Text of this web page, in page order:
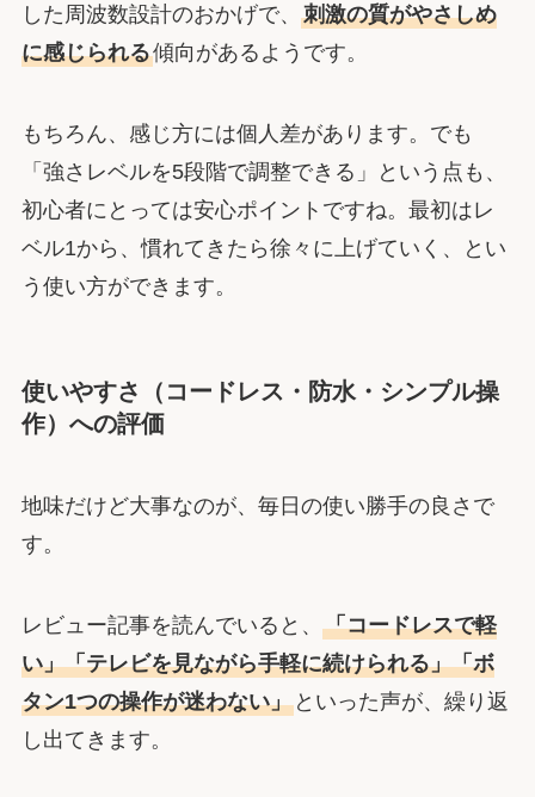
した周波数設計のおかげで、 刺激の質がやさしめ
に感じられる傾向があるようです。
もちろん、感じ方には個人差があります。でも
「強さレベルを5段階で調整できる」という点も、
初心者にとっては安心ポイントですね。最初はレ
ベル1から、慣れてきたら徐々に上げていく、とい
う使い方ができます。
使いやすさ（コードレス・防水・シンプル操
作）への評価
地味だけど大事なのが、毎日の使い勝手の良さで
す。
レビュー記事を読んでいると、 「コードレスで軽
い」「テレビを見ながら手軽に続けられる」「ボ
タン1つの操作が迷わない」といった声が、繰り返
し出てきます。